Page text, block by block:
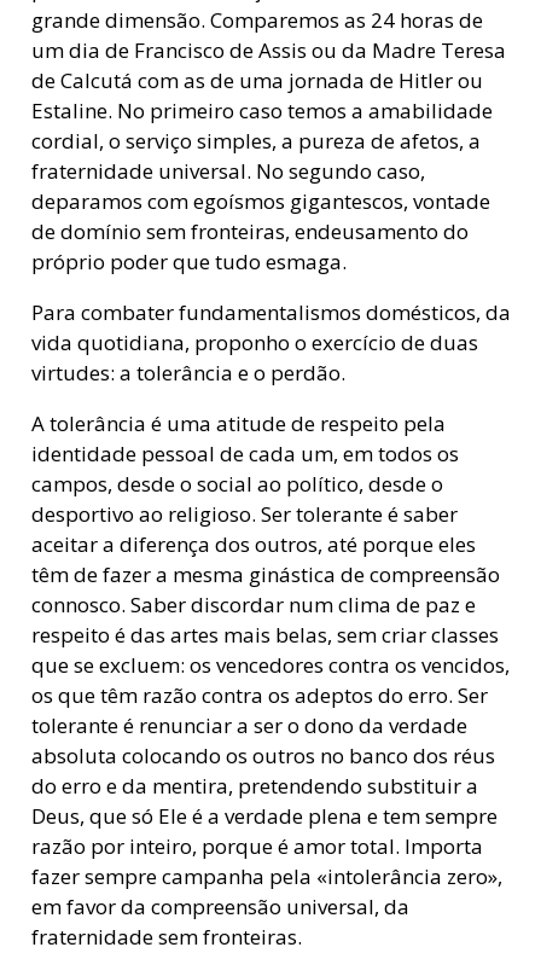
grande dimensão. Comparemos as 24 horas de
um dia de Francisco de Assis ou da Madre Teresa
de Calcutá com as de uma jornada de Hitler ou
Estaline. No primeiro caso temos a amabilidade
cordial, o serviço simples, a pureza de afetos, a
fraternidade universal. No segundo caso,
deparamos com egoísmos gigantescos, vontade
de domínio sem fronteiras, endeusamento do
próprio poder que tudo esmaga.
Para combater fundamentalismos domésticos, da
vida quotidiana, proponho o exercício de duas
virtudes: a tolerância e o perdão.
A tolerância é uma atitude de respeito pela
identidade pessoal de cada um, em todos os
campos, desde o social ao político, desde o
desportivo ao religioso. Ser tolerante é saber
aceitar a diferença dos outros, até porque eles
têm de fazer a mesma ginástica de compreensão
connosco. Saber discordar num clima de paz e
respeito é das artes mais belas, sem criar classes
que se excluem: os vencedores contra os vencidos,
os que têm razão contra os adeptos do erro. Ser
tolerante é renunciar a ser o dono da verdade
absoluta colocando os outros no banco dos réus
do erro e da mentira, pretendendo substituir a
Deus, que só Ele é a verdade plena e tem sempre
razão por inteiro, porque é amor total. Importa
fazer sempre campanha pela «intolerância zero»,
em favor da compreensão universal, da
fraternidade sem fronteiras.